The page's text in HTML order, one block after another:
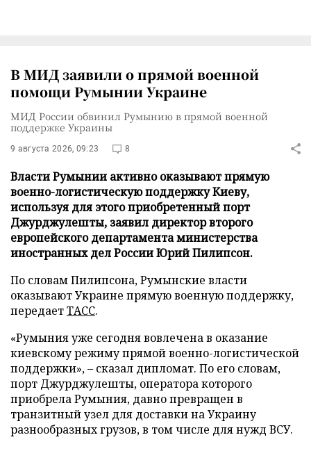
В МИД заявили о прямой военной
помощи Румынии Украине
МИД России обвинил Румынию в прямой военной
поддержке Украины
9 августа 2026, 09:23 8
Власти Румынии активно оказывают прямую
военно-логистическую поддержку Киеву,
используя для этого приобретенный порт
Джурджулешты, заявил директор второго
европейского департамента министерства
иностранных дел России Юрий Пилипсон.
По словам Пилипсона, Румынские власти
оказывают Украине прямую военную поддержку,
передаетТАСС.
«Румыния уже сегодня вовлечена в оказание
киевскому режиму прямой военно-логистической
поддержки», – сказал дипломат. По его словам,
порт Джурджулешты, оператора которого
приобрела Румыния, давно превращен в
транзитный узел для доставки на Украину
разнообразных грузов, в том числе для нужд ВСУ.